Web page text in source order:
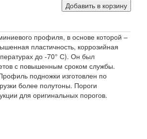
Добавить в корзину
профиля, в основе которой –
пластичность, коррозийная
до -70° С). Он был
с повышенным сроком службы.
подножки изготовлен по
более полутоны. Пороги
для оригинальных порогов.